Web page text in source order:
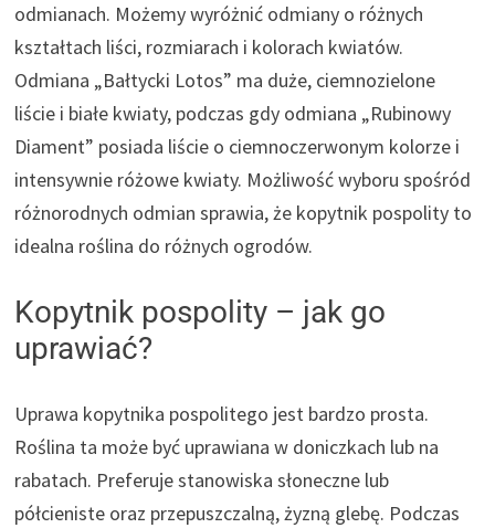
odmianach. Możemy wyróżnić odmiany o różnych
kształtach liści, rozmiarach i kolorach kwiatów.
Odmiana „Bałtycki Lotos” ma duże, ciemnozielone
liście i białe kwiaty, podczas gdy odmiana „Rubinowy
Diament” posiada liście o ciemnoczerwonym kolorze i
intensywnie różowe kwiaty. Możliwość wyboru spośród
różnorodnych odmian sprawia, że kopytnik pospolity to
idealna roślina do różnych ogrodów.
Kopytnik pospolity – jak go
uprawiać?
Uprawa kopytnika pospolitego jest bardzo prosta.
Roślina ta może być uprawiana w doniczkach lub na
rabatach. Preferuje stanowiska słoneczne lub
półcieniste oraz przepuszczalną, żyzną glebę. Podczas